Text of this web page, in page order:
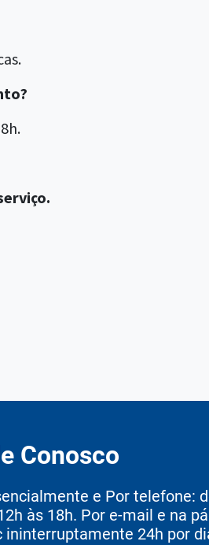
Conosco
e Por telefone:
às 18h. Por e-mail e na
ininterruptamente 24h por